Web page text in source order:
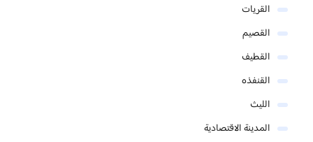
القريات
القصيم
القطيف
القنفذه
الليث
المدينة الاقتصادية